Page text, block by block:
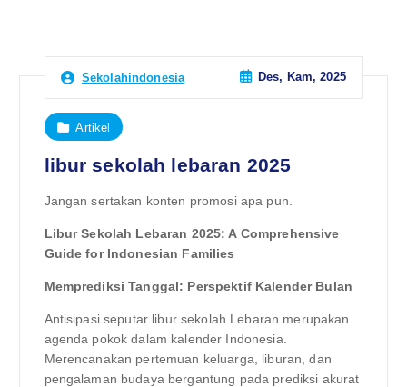
Sekolahindonesia Des, Kam, 2025
Artikel
libur sekolah lebaran 2025
Jangan sertakan konten promosi apa pun.
Libur Sekolah Lebaran 2025: A Comprehensive
Guide for Indonesian Families
Memprediksi Tanggal: Perspektif Kalender Bulan
Antisipasi seputar libur sekolah Lebaran merupakan
agenda pokok dalam kalender Indonesia.
Merencanakan pertemuan keluarga, liburan, dan
pengalaman budaya bergantung pada prediksi akurat